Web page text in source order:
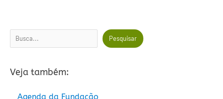
Pesquisar Pesquisar
Veja também:
Agenda da Fundação